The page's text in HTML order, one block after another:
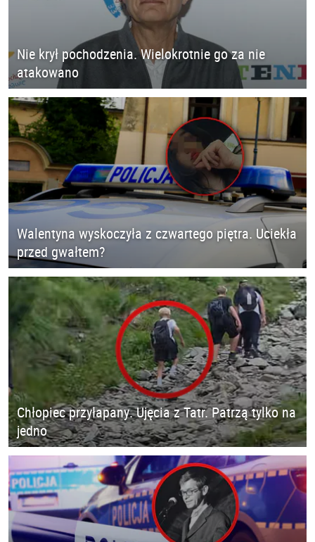
Nie krył pochodzenia. Wielokrotnie go za nie
atakowano
Walentyna wyskoczyła z czwartego piętra. Uciekła
przed gwałtem?
Chłopiec przyłapany. Ujęcia z Tatr. Patrzą tylko na
jedno